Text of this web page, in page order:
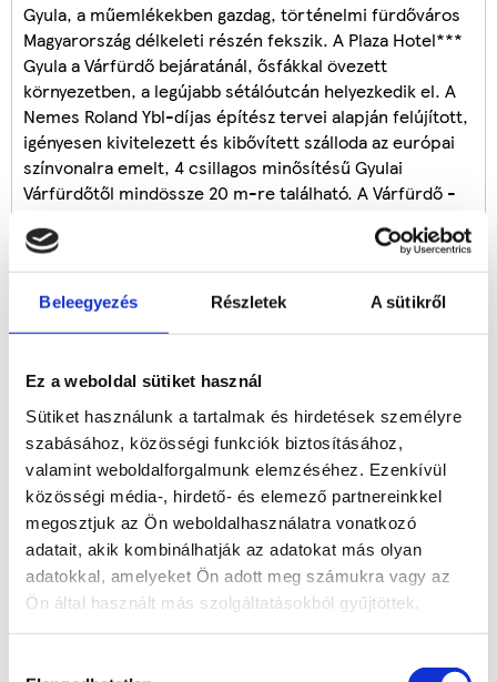
Beleegyezés Részletek A sütikről
Ez a weboldal sütiket használ
Sütiket használunk a tartalmak és hirdetések személyre
szabásához, közösségi funkciók biztosításához,
valamint weboldalforgalmunk elemzéséhez. Ezenkívül
közösségi média-, hirdető- és elemező partnereinkkel
megosztjuk az Ön weboldalhasználatra vonatkozó
adatait, akik kombinálhatják az adatokat más olyan
adatokkal, amelyeket Ön adott meg számukra vagy az
Ön által használt más szolgáltatásokból gyűjtöttek.
Gyula, a műemlékekben gazdag, történelmi fürdőváros
Magyarország délkeleti részén fekszik. A Plaza Hotel***
Gyula a Várfürdő bejáratánál, ősfákkal övezett
környezetben, a legújabb sétálóutcán helyezkedik el. A
Nemes Roland Ybl-díjas építész tervei alapján felújított,
igényesen kivitelezett és kibővített szálloda az európai
színvonalra emelt, 4 csillagos minősítésű Gyulai
Várfürdőtől mindössze 20 m-re található. A Várfürdő -
egykori Almásy - kastély 8,5 hektáros kastélyparkjában
épült ki, és ma természetvédelmi terület.
Az épületek és a medencék elhelyezésekor elsőrendű
szempont volt, hogy a kastélykert fáit megóvják, és a
kedvező elosztásával sikerült elérni, hogy napi tízezer
vendég esetén is lehet csendes pihenőhelyet találni a
fürdő területén. A 21 összesen 52 ágyas – szobával,
lakosztállyal, apartmannal rendelkező szálloda
szeretettel várja vendégeit.
A szálloda előnye, hogy hatalmas parkosított
kerthelyiséggel rendelkezik, ami céges meetingekre,
továbbképzésekre, baráti összejövetelekre is alkalmas.
A kerthelyiségben kosárlabdázásra, ping pong-ra is van